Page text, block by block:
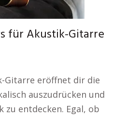
für Akustik-Gitarre
Gitarre eröffnet dir die
auszudrücken und
zu entdecken. Egal, ob